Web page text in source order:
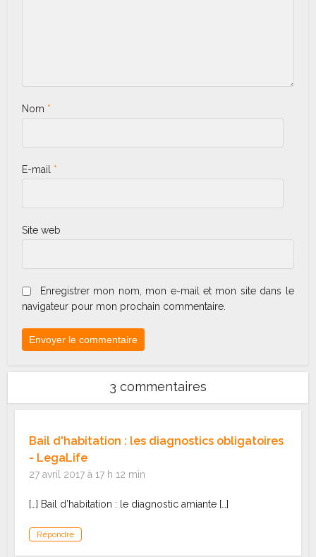
Nom *
E-mail *
Site web
Enregistrer mon nom, mon e-mail et mon site dans le
navigateur pour mon prochain commentaire.
3 commentaires
Bail d'habitation : les diagnostics obligatoires
- LegaLife
27 avril 2017 à 17 h 12 min
[…] Bail d’habitation : le diagnostic amiante […]
Répondre